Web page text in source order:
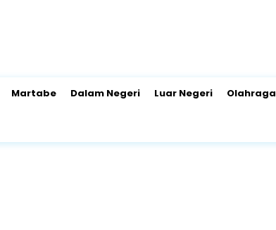
Martabe Dalam Negeri Luar Negeri Olahraga